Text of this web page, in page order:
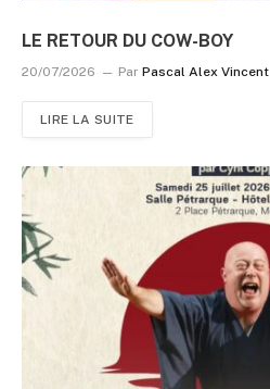
LE RETOUR DU COW-BOY
20/07/2026 Par Pascal Alex Vincent
LIRE LA SUITE